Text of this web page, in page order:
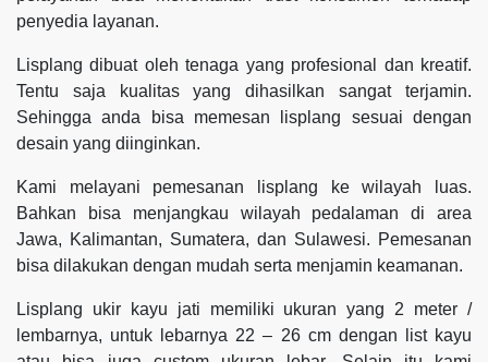
penyedia layanan.
Lisplang dibuat oleh tenaga yang profesional dan kreatif.
Tentu saja kualitas yang dihasilkan sangat terjamin.
Sehingga anda bisa memesan lisplang sesuai dengan
desain yang diinginkan.
Kami melayani pemesanan lisplang ke wilayah luas.
Bahkan bisa menjangkau wilayah pedalaman di area
Jawa, Kalimantan, Sumatera, dan Sulawesi. Pemesanan
bisa dilakukan dengan mudah serta menjamin keamanan.
Lisplang ukir kayu jati memiliki ukuran yang 2 meter /
lembarnya, untuk lebarnya 22 – 26 cm dengan list kayu